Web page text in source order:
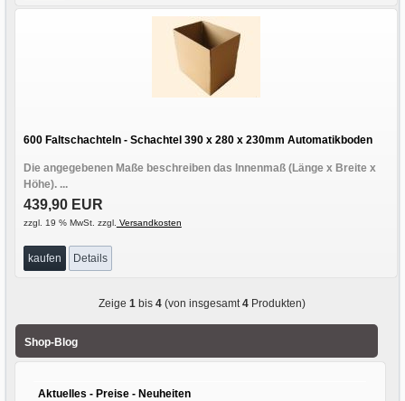
600 Faltschachteln - Schachtel 390 x 280 x 230mm Automatikboden
Die angegebenen Maße beschreiben das Innenmaß (Länge x Breite x
Höhe). ...
439,90 EUR
zzgl. 19 % MwSt. zzgl. Versandkosten
kaufen Details
Zeige1 bis4 (von insgesamt4 Produkten)
Shop-Blog
Aktuelles - Preise - Neuheiten